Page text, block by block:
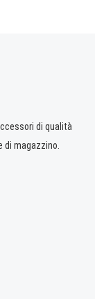
di qualità
magazzino.